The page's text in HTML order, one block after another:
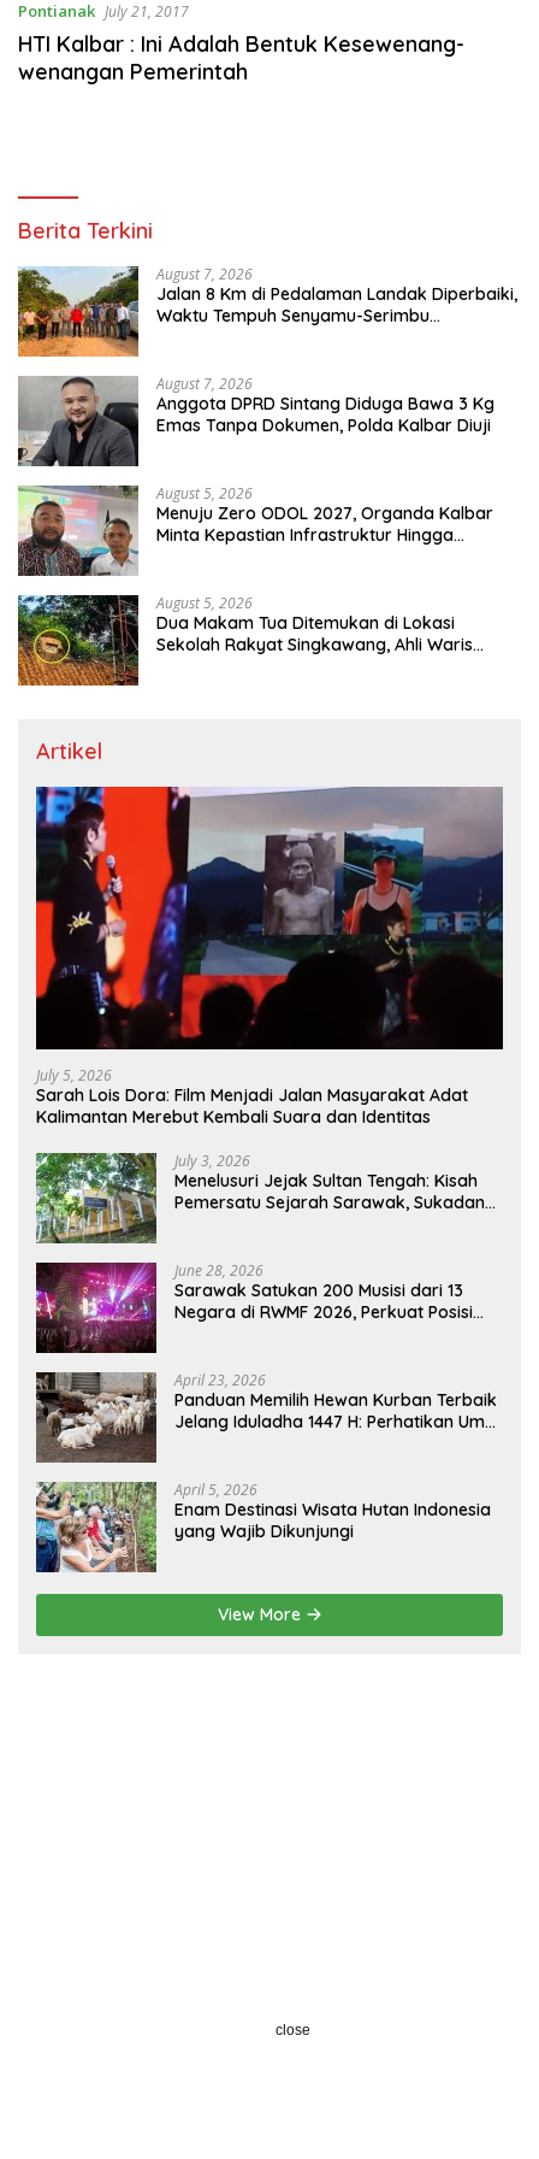
Pontianak July 21, 2017
HTI Kalbar : Ini Adalah Bentuk Kesewenang-
wenangan Pemerintah
Berita Terkini
August 7, 2026
Jalan 8 Km di Pedalaman Landak Diperbaiki,
Waktu Tempuh Senyamu-Serimbu
August 7, 2026
Anggota DPRD Sintang Diduga Bawa 3 Kg
Emas Tanpa Dokumen, Polda Kalbar Diuji
August 5, 2026
Menuju Zero ODOL 2027, Organda Kalbar
Minta Kepastian Infrastruktur Hingga
August 5, 2026
Dua Makam Tua Ditemukan di Lokasi
Sekolah Rakyat Singkawang, Ahli Waris
Artikel
July 5, 2026
Sarah Lois Dora: Film Menjadi Jalan Masyarakat Adat
Kalimantan Merebut Kembali Suara dan Identitas
July 3, 2026
Menelusuri Jejak Sultan Tengah: Kisah
Pemersatu Sejarah Sarawak, Sukadana,
June 28, 2026
Sarawak Satukan 200 Musisi dari 13
Negara di RWMF 2026, Perkuat Posisi
April 23, 2026
Panduan Memilih Hewan Kurban Terbaik
Jelang Iduladha 1447 H: Perhatikan Umur
April 5, 2026
Enam Destinasi Wisata Hutan Indonesia
yang Wajib Dikunjungi
View More
close